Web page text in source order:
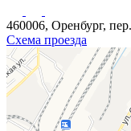
460006, Оренбург,
Схема проезда